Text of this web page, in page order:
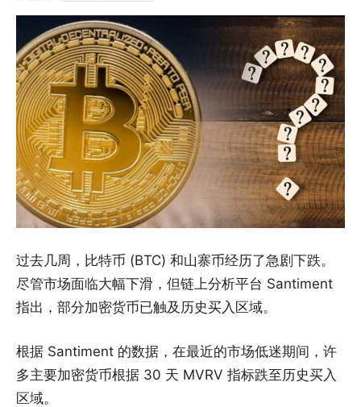
过去几周，比特币 (BTC) 和山寨币经历了急剧下跌。
尽管市场面临大幅下滑，但链上分析平台 Santiment
指出，部分加密货币已触及历史买入区域。
根据 Santiment 的数据，在最近的市场低迷期间，许
多主要加密货币根据 30 天 MVRV 指标跌至历史买入
区域。